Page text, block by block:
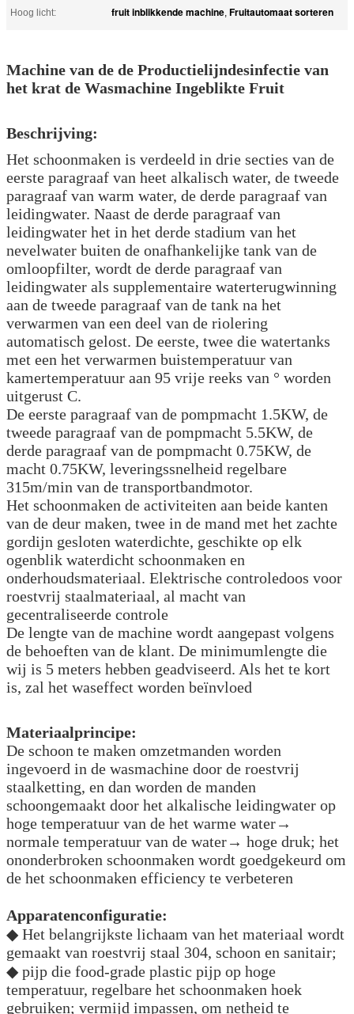
Hoog licht:
fruit inblikkende machine, Fruitautomaat sorteren
Machine van de de Productielijndesinfectie van
het krat de Wasmachine Ingeblikte Fruit
Beschrijving:
Het schoonmaken is verdeeld in drie secties van de
eerste paragraaf van heet alkalisch water, de tweede
paragraaf van warm water, de derde paragraaf van
leidingwater. Naast de derde paragraaf van
leidingwater het in het derde stadium van het
nevelwater buiten de onafhankelijke tank van de
omloopfilter, wordt de derde paragraaf van
leidingwater als supplementaire waterterugwinning
aan de tweede paragraaf van de tank na het
verwarmen van een deel van de riolering
automatisch gelost. De eerste, twee die watertanks
met een het verwarmen buistemperatuur van
kamertemperatuur aan 95 vrije reeks van ° worden
uitgerust C.
De eerste paragraaf van de pompmacht 1.5KW, de
tweede paragraaf van de pompmacht 5.5KW, de
derde paragraaf van de pompmacht 0.75KW, de
macht 0.75KW, leveringssnelheid regelbare
315m/min van de transportbandmotor.
Het schoonmaken de activiteiten aan beide kanten
van de deur maken, twee in de mand met het zachte
gordijn gesloten waterdichte, geschikte op elk
ogenblik waterdicht schoonmaken en
onderhoudsmateriaal. Elektrische controledoos voor
roestvrij staalmateriaal, al macht van
gecentraliseerde controle
De lengte van de machine wordt aangepast volgens
de behoeften van de klant. De minimumlengte die
wij is 5 meters hebben geadviseerd. Als het te kort
is, zal het waseffect worden beïnvloed
Materiaalprincipe:
De schoon te maken omzetmanden worden
ingevoerd in de wasmachine door de roestvrij
staalketting, en dan worden de manden
schoongemaakt door het alkalische leidingwater op
hoge temperatuur van de het warme water→
normale temperatuur van de water→ hoge druk; het
ononderbroken schoonmaken wordt goedgekeurd om
de het schoonmaken efficiency te verbeteren
Apparatenconfiguratie:
◆ Het belangrijkste lichaam van het materiaal wordt
gemaakt van roestvrij staal 304, schoon en sanitair;
◆ pijp die food-grade plastic pijp op hoge
temperatuur, regelbare het schoonmaken hoek
gebruiken; vermijd impassen, om netheid te